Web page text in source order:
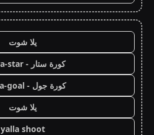
يلا شوت
كورة ستار - koora-star
كورة جول - koora-goal
يلا شوت
yalla shoot